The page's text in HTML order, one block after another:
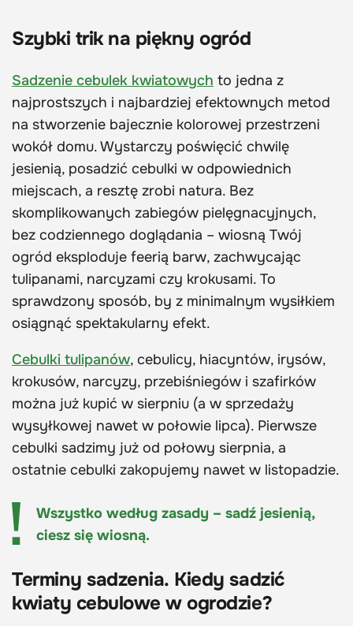
Szybki trik na piękny ogród
Sadzenie cebulek kwiatowych to jedna z
najprostszych i najbardziej efektownych metod
na stworzenie bajecznie kolorowej przestrzeni
wokół domu. Wystarczy poświęcić chwilę
jesienią, posadzić cebulki w odpowiednich
miejscach, a resztę zrobi natura. Bez
skomplikowanych zabiegów pielęgnacyjnych,
bez codziennego doglądania – wiosną Twój
ogród eksploduje feerią barw, zachwycając
tulipanami, narcyzami czy krokusami. To
sprawdzony sposób, by z minimalnym wysiłkiem
osiągnąć spektakularny efekt.
Cebulki tulipanów, cebulicy, hiacyntów, irysów,
krokusów, narcyzy, przebiśniegów i szafirków
można już kupić w sierpniu (a w sprzedaży
wysyłkowej nawet w połowie lipca). Pierwsze
cebulki sadzimy już od połowy sierpnia, a
ostatnie cebulki zakopujemy nawet w listopadzie.
Wszystko według zasady – sadź jesienią,
ciesz się wiosną.
Terminy sadzenia. Kiedy sadzić
kwiaty cebulowe w ogrodzie?